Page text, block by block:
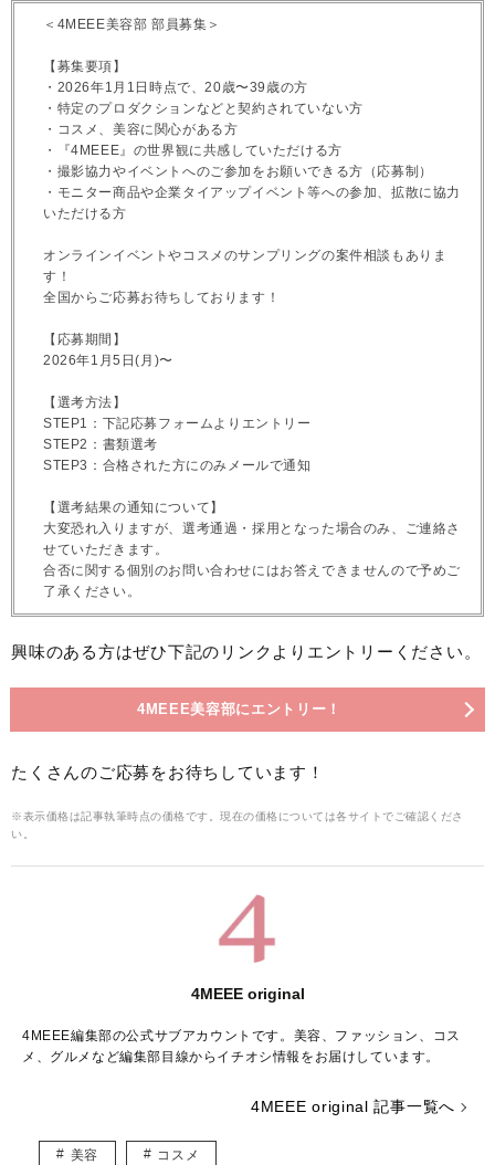
＜4MEEE美容部 部員募集＞
【募集要項】
・2026年1月1日時点で、20歳〜39歳の方
・特定のプロダクションなどと契約されていない方
・コスメ、美容に関心がある方
・『4MEEE』の世界観に共感していただける方
・撮影協力やイベントへのご参加をお願いできる方（応募制）
・モニター商品や企業タイアップイベント等への参加、拡散に協力
いただける方
オンラインイベントやコスメのサンプリングの案件相談もありま
す！
全国からご応募お待ちしております！
【応募期間】
2026年1月5日(月)〜
【選考方法】
STEP1：下記応募フォームよりエントリー
STEP2：書類選考
STEP3：合格された方にのみメールで通知
【選考結果の通知について】
大変恐れ入りますが、選考通過・採用となった場合のみ、ご連絡さ
せていただきます。
合否に関する個別のお問い合わせにはお答えできませんので予めご
了承ください。
興味のある方はぜひ下記のリンクよりエントリーください。
4MEEE美容部にエントリー！
たくさんのご応募をお待ちしています！
※表示価格は記事執筆時点の価格です。現在の価格については各サイトでご確認くださ
い。
4MEEE original
4MEEE編集部の公式サブアカウントです。美容、ファッション、コス
メ、グルメなど編集部目線からイチオシ情報をお届けしています。
4MEEE original 記事一覧へ
美容 コスメ